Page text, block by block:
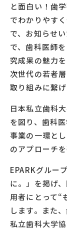
と面白い！歯
でわかりやす
で、お知らせ
で、歯科医師
究成果の魅力
次世代の若者
取り組みに繋
日本私立歯科
を図り、歯科
事業の一環と
のアプローチ
EPARKグルー
に。」を掲げ
用者にとって“
します。また
私立歯科大学